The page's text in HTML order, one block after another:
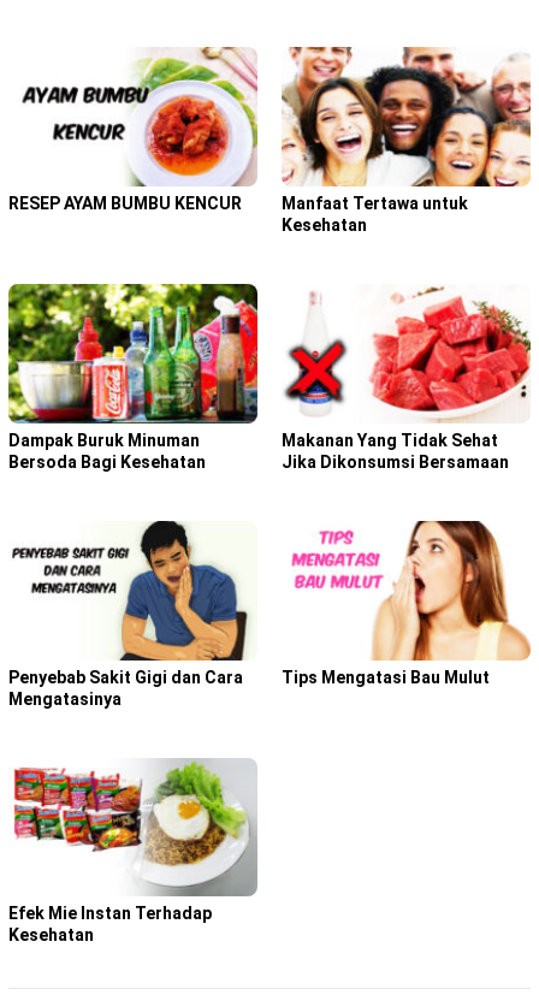
RESEP AYAM BUMBU KENCUR
Manfaat Tertawa untuk
Kesehatan
Dampak Buruk Minuman
Bersoda Bagi Kesehatan
Makanan Yang Tidak Sehat
Jika Dikonsumsi Bersamaan
Penyebab Sakit Gigi dan Cara
Mengatasinya
Tips Mengatasi Bau Mulut
Efek Mie Instan Terhadap
Kesehatan